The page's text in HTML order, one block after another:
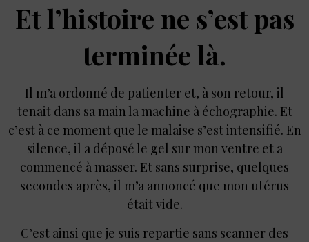
Et l’histoire ne s’est pas
terminée là.
Il m’a ordonné de patienter et, à son retour, il
tenait dans sa main la machine à échographie. Et
c’est à ce moment que le malaise s’est intensifié. En
silence, il a déposé le gel sur mon ventre et a
commencé à masser. Et sans surprise, quelques
secondes après, il m’a annoncé que mon utérus
était vide.
C’est ainsi que je suis repartie sans scanner des